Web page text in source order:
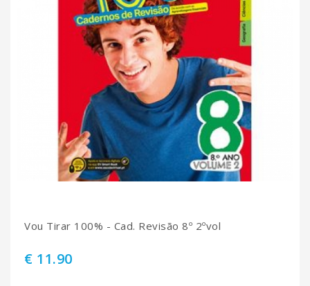
Vou Tirar 100% - Cad. Revisão 8º 2ºvol
€ 11.90